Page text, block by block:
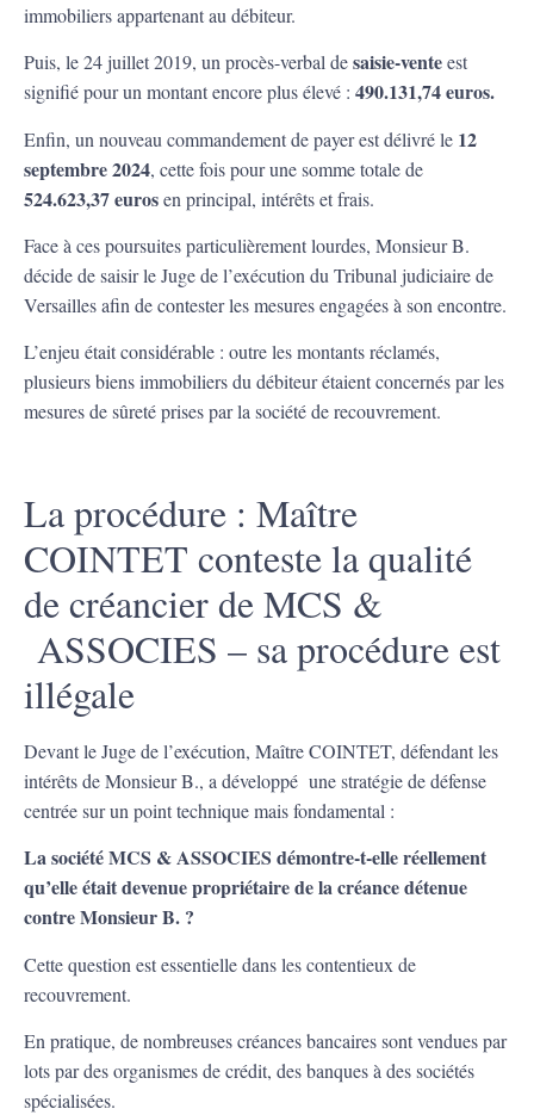
immobiliers appartenant au débiteur.
Puis, le 24 juillet 2019, un procès-verbal desaisie-venteest
signifié pour un montant encore plus élevé : 490.131,74 euros.
Enfin, un nouveau commandement de payer est délivré le 12
septembre 2024, cette fois pour une somme totale de
524.623,37 eurosen principal, intérêts et frais.
Face à ces poursuites particulièrement lourdes, Monsieur B.
décide de saisir le Juge de l’exécution du Tribunal judiciaire de
Versailles afin de contester les mesures engagées à son encontre.
L’enjeu était considérable : outre les montants réclamés,
plusieurs biens immobiliers du débiteur étaient concernés par les
mesures de sûreté prises par la société de recouvrement.
La procédure : Maître
COINTET conteste la qualité
de créancier de MCS &
ASSOCIES – sa procédure est
illégale
Devant le Juge de l’exécution, Maître COINTET, défendant les
intérêts de Monsieur B., a développé une stratégie de défense
centrée sur un point technique mais fondamental :
La société MCS & ASSOCIES démontre-t-elle réellement
qu’elle était devenue propriétaire de la créance détenue
contre Monsieur B. ?
Cette question est essentielle dans les contentieux de
recouvrement.
En pratique, de nombreuses créances bancaires sont vendues par
lots par des organismes de crédit, des banques à des sociétés
spécialisées.